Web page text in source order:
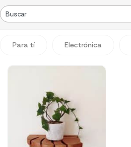
Para tí Electrónica